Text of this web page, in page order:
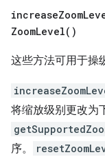
increaseZoom
ZoomLevel( )
这些方法可用于操
将缩放级别更改为
序。